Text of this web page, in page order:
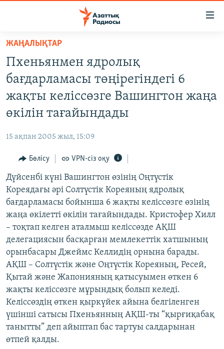
Skip
main
content
to
main
Skip
Search
САЯСАТ
AZATTYQTV
ҚАҢТАР ОҚИҒАСЫ
ӘЛЕУМЕТ
ӘЛЕМ
АРНАЙЫ ЖОБАЛАР
Русский
ЖАЗЫЛЫҢЫЗ
Басқа тілдерде
ЖАҢАЛЫҚТАР
Пхеньянмен ядролық
бағдарламасы төңірегіндегі 6
жақты келіссөзге Вашингтон жаңа
өкілін тағайындады
15 ақпан 2005 жыл, 15:09
Бөлісу VPN-сіз оқу
Дүйсенбі күні Вашингтон өзінің Оңтүстік
Кореядағы әрі Солтүстік Кореяның ядролық
бағдарламасы бойынша 6 жақты келіссөзге өзінің
жаңа өкілетті өкілін тағайындады. Кристофер Хилл
– тоқтап келген аталмыш келіссөзде АҚШ
делегациясын басқарған мемлекеттік хатшының
орынбасары Джеймс Келлидің орнына барады.
АҚШ – Солтүстік және Оңтүстік Кореяның, Ресей,
Қытай және Жапонияның қатысуымен өткен 6
жақты келіссөзге мұрындық болып келеді.
Келіссөздің өткен қыркүйек айына белгіленген
үшінші сатысы Пхеньянның АҚШ-ты “қырғиқабақ
танытты” деп айыптап бас тартуы салдарынан
өтпей қалды.